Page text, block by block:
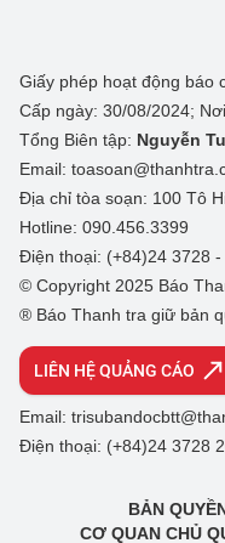
Giấy phép hoạt động báo
Cấp ngày: 30/08/2024;
Tổng Biên tập: Nguyễn
Email:
Địa chỉ tòa soạn: 100 Tô
Hotline: 090.456.3399
Điện thoại: (+84)24 3728
© Copyright 2025 Báo
® Báo Thanh tra giữ bản
LIÊN HỆ QUẢNG CÁO
Email:
Điện thoại: (+84)24 3728
BẢN
CƠ QUAN CHỦ